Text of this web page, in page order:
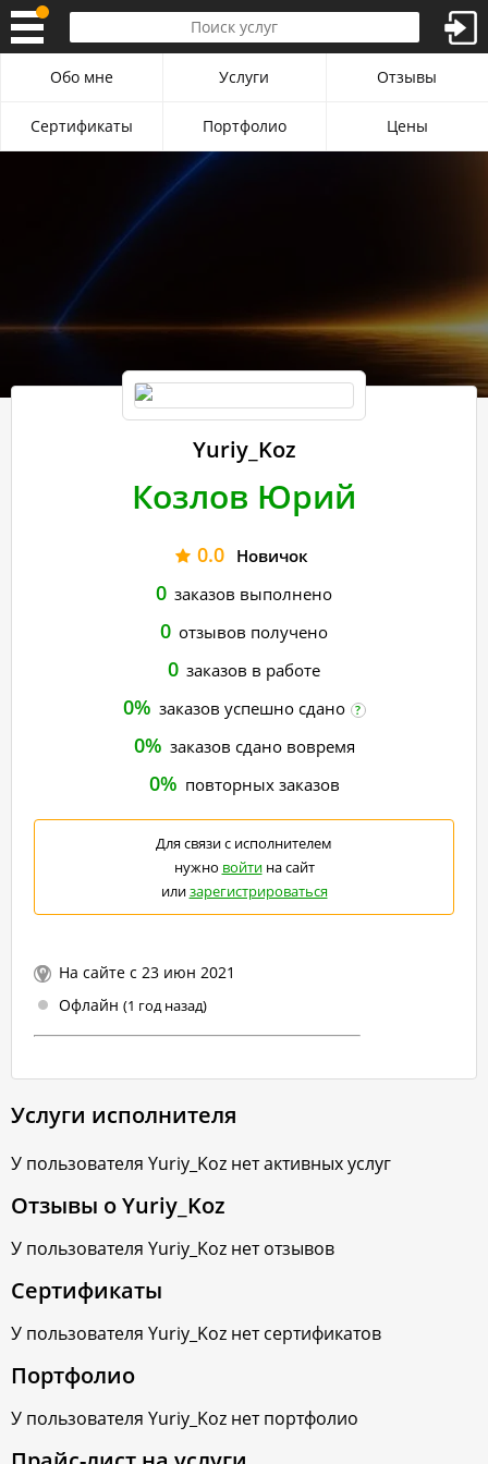
Yuriy_Koz
Козлов Юрий
0.0 Новичок
0 заказов выполнено
0 отзывов получено
0 заказов в работе
0% заказов успешно сдано ?
0% заказов сдано вовремя
0% повторных заказов
Для связи с исполнителем
нужно войтина сайт
илизарегистрироваться
На сайте с 23 июн 2021
Офлайн (1 год назад)
Обо мне Услуги Отзывы
Сертификаты Портфолио Цены
Услуги исполнителя
У пользователя Yuriy_Koz нет активных услуг
Отзывы оYuriy_Koz
У пользователя Yuriy_Koz нет отзывов
Сертификаты
У пользователя Yuriy_Koz нет сертификатов
Портфолио
У пользователя Yuriy_Koz нет портфолио